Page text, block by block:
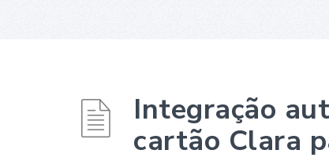
Integração
cartão Clara